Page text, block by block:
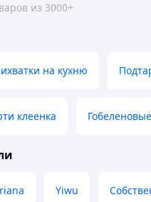
из 3000+
на кухню
клеенка
Yiwu